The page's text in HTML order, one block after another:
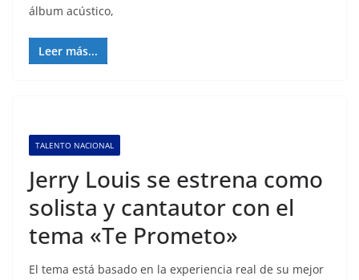
álbum acústico,
Leer más...
TALENTO NACIONAL
Jerry Louis se estrena como
solista y cantautor con el
tema «Te Prometo»
El tema está basado en la experiencia real de su mejor